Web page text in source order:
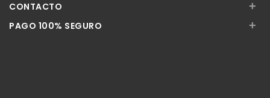
CONTACTO +
PAGO 100% SEGURO +